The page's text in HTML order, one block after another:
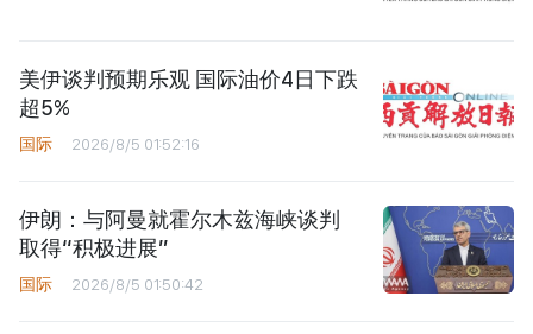
美伊谈判预期乐观 国际油价4日下跌
超5%
国际 2026/8/5 01:52:16
伊朗：与阿曼就霍尔木兹海峡谈判
取得“积极进展”
国际 2026/8/5 01:50:42